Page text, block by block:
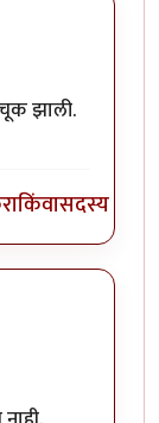
पाहिलीby
झाली.
किंवासदस्य व्हा